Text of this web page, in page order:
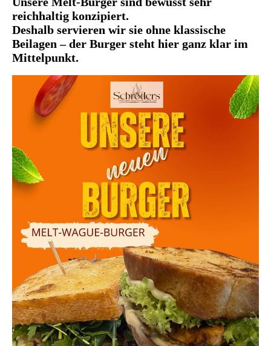
reichhaltig konzipiert.
Deshalb servieren wir sie ohne klassische
Beilagen – der Burger steht hier ganz klar im
Mittelpunkt.